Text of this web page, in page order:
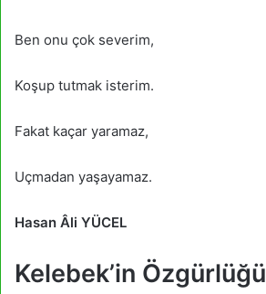
Ben onu çok severim,
Koşup tutmak isterim.
Fakat kaçar yaramaz,
Uçmadan yaşayamaz.
Hasan Âli YÜCEL
Kelebek’in Özgürlüğü